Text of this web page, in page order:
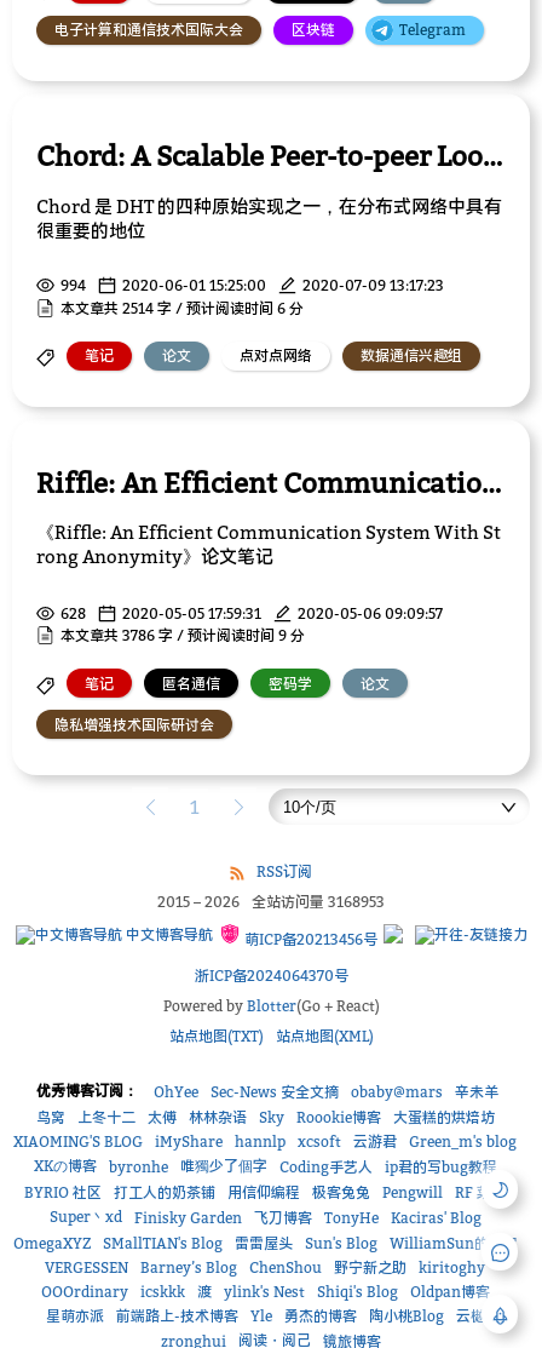
电子计算和通信技术国际大会 区块链 Telegram
Chord: A Scalable Peer-to-peer Lookup Service for Internet Applications
Chord 是 DHT 的四种原始实现之一，在分布式网络中具有
很重要的地位
994 2020-06-01 15:25:00
2020-07-09 13:17:23
本文章共 2514 字 / 预计阅读时间 6 分
笔记 论文 点对点网络 数据通信兴趣组
Riffle: An Efficient Communication System With Strong Anonymity
《Riffle: An Efficient Communication System With St
rong Anonymity》论文笔记
628 2020-05-05 17:59:31
2020-05-06 09:09:57
本文章共 3786 字 / 预计阅读时间 9 分
笔记 匿名通信 密码学 论文
隐私增强技术国际研讨会
1
RSS订阅
2015 – 2026 全站访问量 3168953
中文博客导航
萌ICP备20213456号
浙ICP备2024064370号
Powered by Blotter(Go + React)
站点地图(TXT)
站点地图(XML)
优秀博客订阅： OhYee Sec-News 安全文摘 obaby@mars
辛未羊
鸟窝
上冬十二 太傅 林林杂语 Sky Roookie博客
大蛋糕的烘焙坊
XIAOMING'S BLOG
iMyShare hannlp xcsoft 云游君
Green_m's blog
XKの博客
byronhe 唯獨少了個字 Coding手艺人
ip君的写bug教程
BYRIO 社区
打工人的奶茶铺 用信仰编程 极客兔兔 Pengwill
RF 菜鸟
Super丶xd
Finisky Garden 飞刀博客 TonyHe
Kaciras' Blog
OmegaXYZ
SMallTIAN's Blog 雷雷屋头 Sun's Blog
WilliamSun的小窝
VERGESSEN
Barney’s Blog ChenShou 野宁新之助
kiritoghy
OOOrdinary
icskkk 渡 ylink's Nest Shiqi's Blog
Oldpan博客
星萌亦派
前端路上-技术博客 Yle 勇杰的博客 陶小桃Blog
云樾
zronghui
阅读・阅己 镜旅博客